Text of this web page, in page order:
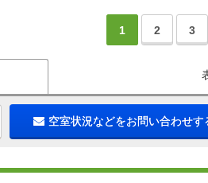
1 2 3
空室状況などをお問い合わせす